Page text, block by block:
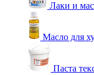
Лаки и
Масло для
Паста